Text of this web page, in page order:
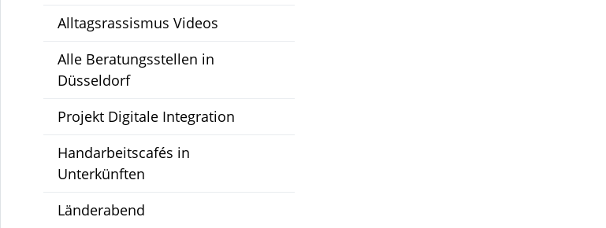
Alltagsrassismus Videos
Alle Beratungsstellen in
Düsseldorf
Projekt Digitale Integration
Handarbeitscafés in
Unterkünften
Länderabend